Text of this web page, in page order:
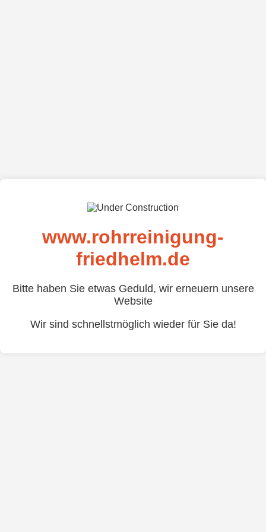
www.rohrreinigung-
friedhelm.de
Bitte haben Sie etwas Geduld, wir erneuern unsere
Website
Wir sind schnellstmöglich wieder für Sie da!